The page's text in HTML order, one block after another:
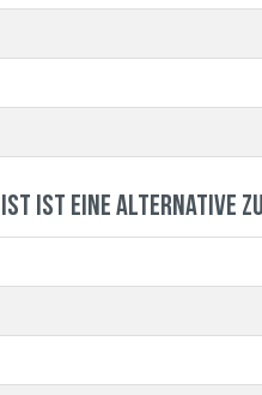
ist eine Alternative